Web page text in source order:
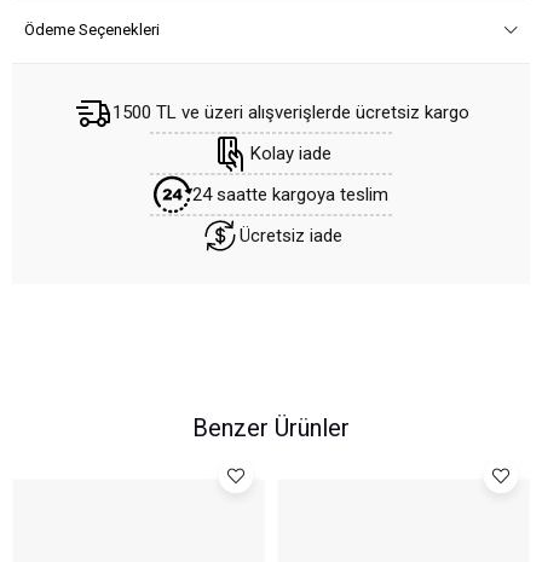
Ödeme Seçenekleri
1500 TL ve üzeri alışverişlerde ücretsiz kargo
Kolay iade
24 saatte kargoya teslim
Ücretsiz iade
Benzer Ürünler